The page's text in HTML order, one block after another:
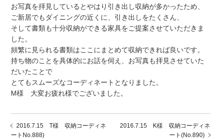
お写真を拝見しているとやはり引き出し収納が多かったため、
ご新居でもダイニングの近くに、引き出しをたくさん、
そして書類も十分収納ができる家具をご提案させていただきま
した。
頻繁に見られる書類はここにまとめて収納できれば良いです。
持ち物のことを具体的にお話を伺え、お写真も拝見させていた
だいたことで
とてもスムーズなコーディネートとなりました。
M様 大変お疲れ様でございました。
2016.7.15 T様 収納コーディネ
ートNo.888)
2016.7.15 K様 収納コーディネ
ート(No.890)